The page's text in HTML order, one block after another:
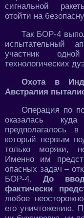
сигнальной
отойти на
Так БОР-4
испытательный
участник
технологических
Охота в
Австралия
Операция по
оказалась
предполагалось
который первым
только моряки,
Именно им
опасных задач –
БОР-4.До
фактически
любое
его уничтожению.